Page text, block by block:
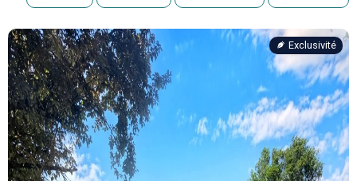
Exclusivité